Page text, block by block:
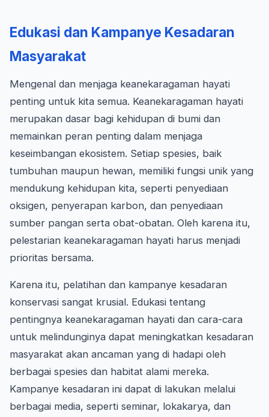
Edukasi dan Kampanye Kesadaran
Masyarakat
Mengenal dan menjaga keanekaragaman hayati
penting untuk kita semua. Keanekaragaman hayati
merupakan dasar bagi kehidupan di bumi dan
memainkan peran penting dalam menjaga
keseimbangan ekosistem. Setiap spesies, baik
tumbuhan maupun hewan, memiliki fungsi unik yang
mendukung kehidupan kita, seperti penyediaan
oksigen, penyerapan karbon, dan penyediaan
sumber pangan serta obat-obatan. Oleh karena itu,
pelestarian keanekaragaman hayati harus menjadi
prioritas bersama.
Karena itu, pelatihan dan kampanye kesadaran
konservasi sangat krusial. Edukasi tentang
pentingnya keanekaragaman hayati dan cara-cara
untuk melindunginya dapat meningkatkan kesadaran
masyarakat akan ancaman yang di hadapi oleh
berbagai spesies dan habitat alami mereka.
Kampanye kesadaran ini dapat di lakukan melalui
berbagai media, seperti seminar, lokakarya, dan